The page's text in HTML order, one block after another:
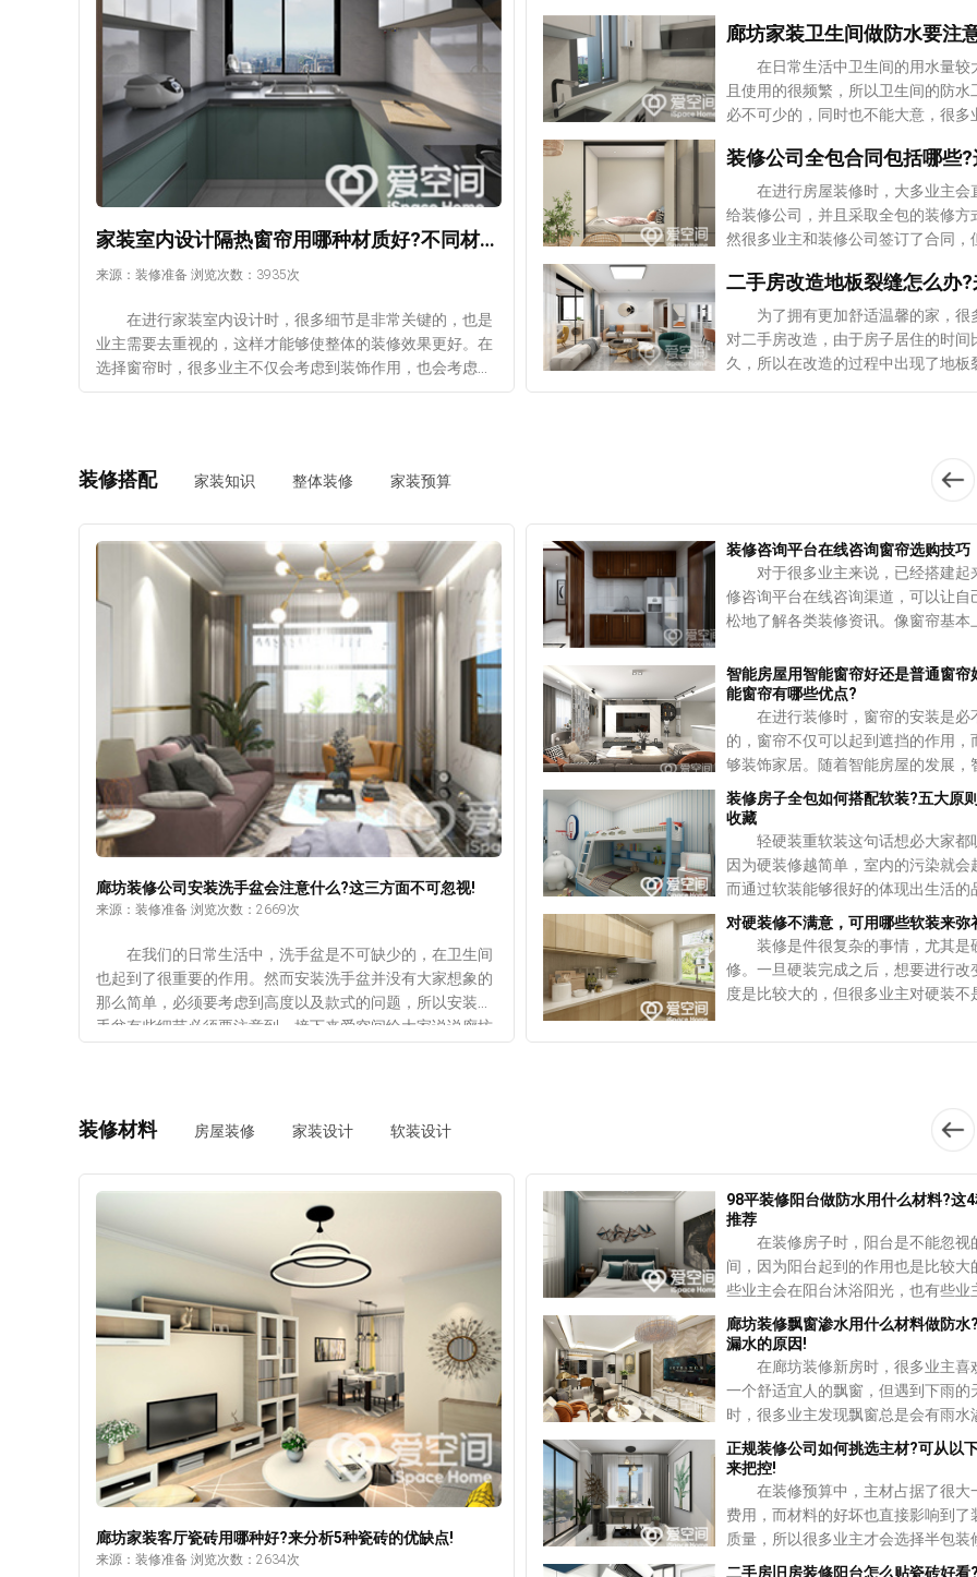
家装室内设计隔热窗帘用哪种材质好?不同材质的优劣势!
来源：装修准备 浏览次数：3935次
在进行家装室内设计时，很多细节是非常关键的，也是
业主需要去重视的，这样才能够使整体的装修效果更好。在
选择窗帘时，很多业主不仅会考虑到装饰作用，也会考虑到
窗帘的特性，其中隔热窗帘是很多业主的选择，但隔热窗帘
护个人的隐私，但隔热的效果并不是很好。如果想要达到优
而成，不过在价格上也比较高。 2、涤纶窗帘 这种
窗帘的保形性非常好，而且能够抗皱，在色彩以及图案方面
更加丰富，所以受到了很多业主的青睐。关键是这种窗帘的
价格很合适，也有着很好的悬垂性，而且在保养和清洗的时
候也不需要做特别处理，一般不会出现褪色或变形的情况。
3、绒布窗帘 这种窗帘的手感很好，而且垂直线条
感特别强，另外在色彩方面也很出色，比较适合用在欧美风
格的家庭当中。不过这种绒布的窗帘容易吸尘，所以要经常
清洗。 4、棉麻窗帘 这种窗帘的环保性很强，同时
有着柔和的色泽，透气性也非常好用，在家里非常适合，只
是弹性不是很好，所以在清洗之后容易出现缩水走形的情
况。 通过以上内容的介绍，业主们对于隔热窗帘用哪种
材质好已经有所了解，在家装室内设计的过程中，窗帘也是
只是具有遮光的作用，如果想要达到好的隔热效果，可以使
用阳光面料布艺。
业主在纠结，墙面用墙衣到底怎么样
来给大家分析一下墙衣的优劣势，相
帮助业主们作出判断。 墙衣
1、修补简单 旧屋翻修墙面时，
何污损的话，只要将污损的部分铲掉
以，然后再用新料将铲掉的部分辊涂
就可以使修补后的墙衣跟原来的墙衣
体，而且在修补之后也没有明显的
纤维和天然纤维，通过科学工艺制作
的化学成分，是一种非常环保的绿色
3、更新方便 长时间看一种墙
免会出现审美疲劳，如果想要对墙衣
新是非常方便的，只要原来的墙面是
做任何特别的处理。 墙衣的
容易变脏，能够吸附空气中的烟味或
尘。而且目前墙衣的价格也比较高，
内的生产厂家不是很多，大多数都是
进口而来的。 通过以上内容的介
题已经有所了解，可以看出强，一存
势比较多，不仅修补起来很简单，而
的时候更加方便，关键是绿色环保不
人的健康带来影响，但是因为材质的
清理的时候比较难。
在日常生活中卫生间的用水量较
且使用的很频繁，所以卫生间的防水
必不可少的，同时也不能大意，很多
很多需要注意的问题，接下来就给大
说，廊坊家装卫生间做防水需要注意
要点，希望业主们可以引起重视
选择好的材料 廊坊家装会用到很
果，尤其是卫生间，因为这个空间长
持潮湿的环境，要是使用的防水材料
格，很容易出现渗漏的情况，严重的
渗漏，到楼下给邻居带来困扰，并且
3、涂满防水涂料 在施工的过程
的话，空气中的水分很容易通过缝隙
防水层中，从而降低防水层的防水效
了要考虑地面和墙面以外，地面接缝
管道与地面的接缝也要特别注意
墙面防水施工 因为卫生间的用水
也是必不可少的，而且要涂到一定的
如果是淋浴区的话，防水的高度要保
8米以上，最好是涂满整面墙，非承
墙体也要涂满。 通过以上的介绍
们对于廊坊家装卫生间做防水要注意
经有所了解，如果想要保证防水的效
么选择优质的防水材料是最为关键的
防水之前也要进行地面找平，并且按
的施工标准来进行，同时墙面防水也
位。
在进行房屋装修时，大多业主会
给装修公司，并且采取全包的装修方
然很多业主和装修公司签订了合同，
同并不是件简单的事情，业主首先要
修公司全包合同都包括哪些内容，接
大家介绍相关的知识，希望能够给业
供帮助。 1、付款方式 装修公
下，也要避免耽误装修的工期，选择
装修合同中材料和施工工艺是非常重
个项目，必须要写在合同里，而且要
确，不能存在模棱两可的情况，否则
响到装修的效果。合同中一定要写明
品牌、数量以及价格等，同时施工工
3、工程损失 装修中不可避免
材料损耗的情况，但损耗要如何计算
样去选购材料，都必须要写在合同当
修中要用到很多材料，但具体的损耗
据装修材料的比例来计算，这样才能
损耗在正常的范围之内。 4、具
期 为了避免出现工期延误的情况
中应该写清楚具体的工期，如果装修
期的话应该承担一定的责任，具体的
要明确。 以上内容介绍的是装修
包合同包括哪些内容的相关知识，在
包括了付款方式，这也是业主我们最
的事情，同时还有材料以及施工工艺
细节，关于这方面业主一定要谨慎，
所有的材料信息填写清楚，另外还有
为了拥有更加舒适温馨的家，很
对二手房改造，由于房子居住的时间
久，所以在改造的过程中出现了地板
1、补漆打蜡 二手房改造时发
但面积较大或者是比较严重的话，首
将地板磨平，然后再涂刷油漆。磨平
用砂纸轻轻打磨，打磨好了之后清除
污垢，然后再用干的软布擦干净，最
2、更换地板 如果是地板板材开
话，情况不是很严重可以使用混合物
这样裂缝就可以得到解决。但开裂严
就需要把开裂的地板更换掉。在更换
之后，一定不能长时间被太阳暴晒，
样还会导致裂缝的出现。 3、修
隙 在安装地板的时候，缝隙也是
的，如果地板之间的缝隙超过两毫米
要进行维修处理。情况较为严重的话
将所有的地板全部拆开，并且重新铺
板，而且在铺地板的时候也需要预留
缝，因为地板会出现热胀冷缩的情况
潮湿的话，也会导致膨胀。要是没有
缝隙，那么很容易导致地板空鼓或者
以，开裂的严重的话就需要更换掉。
装修搭配 家装知识 整体装修 家装预算
廊坊装修公司安装洗手盆会注意什么?这三方面不可忽视!
来源：装修准备 浏览次数：2669次
在我们的日常生活中，洗手盆是不可缺少的，在卫生间
也起到了很重要的作用。然而安装洗手盆并没有大家想象的
那么简单，必须要考虑到高度以及款式的问题，所以安装洗
手盆有些细节必须要注意到，接下来爱空间给大家说说廊坊
式的洗手盆，这种洗手盆的造型美观，不会占用太大的空
台式洗脸池，它的空间至少占据了一张小课桌的空间，不过
上面可以放洗漱的用品，而且下面的柜子也可以放杂物。
2、考虑深度和强度 在安装洗手盆的时候，深度和强
度是必须要考虑到位的洗手盆的深度和安装在上面的水龙
头，水流强度应该成正比，也就是说比较深的池子才可以安
装水流强的龙头，如果洗手盆比较浅的话，又使用了粗大的
水龙头，那么水会溅到身上。水盆的底部也要保证足够的弧
度，不能过于平坦。 3、池边稍高于台面 洗手盆的
池边要比台面略高一些，并且与台面相接的地方保持平滑，
这样即便是水溅到台面上，在擦回池子的时候也不会受到阻
碍，清理台面非常简单。台面也要选择表面光滑的材料，边
缘要保持圆滑，避免出现磕碰的情况。 上述内容介绍的
是廊坊装修公司在安装洗手盆时会注意到的三个方面，别看
只是小小的洗手盆，安装时也有很多注意事项。选择洗手盆
要考虑到种类以及空间，同时对于洗手盆的深度和强度也要
注意到，另外还要考虑到安装位置的问题，全方面的考虑，
才能够使洗手盆安装的更加得当。
装修咨询平台在线咨询窗帘选购技巧
对于很多业主来说，已经搭建起
修咨询平台在线咨询渠道，可以让自
松地了解各类装修资讯。像窗帘基本
动，大家可以选择的窗帘在材质、造
面也多了起来。考虑到要达成令人满
装效果，通过装修咨询平台在线咨询
购技巧，也就成为了一些业主会选择
式。究竟，窗帘该如何选择呢?不妨
爱空间来看一看相关的情况! 1、
非褶皱越多越好 利用装修咨询平
咨询可以了解到，买窗帘的时候，可
产品上有的褶皱多有的褶皱少，这个
万不要认为褶皱越多的就越好，而是
少。一般来说，窗帘褶皱是用到2.5
倍即可。 2、舍弃不必要的窗
有些业主为了追求个性，会选择给
配上一些配件或者是辅料，这样做并
量选购大品牌的窗帘 窗帘品牌非
的情况，还是要尽量选购大品牌所推
品。这样一来，不用过于担心窗帘的
题，一般大品牌都会有完善的售后服
措施。 4、选购价格考虑是否
窗帘有着不同的价格，一般制作工艺
对应的价格会越高，此外材质、大小
响到窗帘的价格。为了避免花冤枉钱
可以根据实际使用情况来选择性价比
帘。 总而言之，装修咨询平台在
窗帘选购技巧的现象不少见，而窗帘
里面具备了一定的作用，选好了能提
质感。至于更多与软装相关的资讯，
如果有兴趣进行了解，可以保持对爱
一家装服务平台的关注。
智能房屋用智能窗帘好还是普通窗帘
能窗帘有哪些优点?
在进行装修时，窗帘的安装是必
的，窗帘不仅可以起到遮挡的作用，
够装饰家居。随着智能房屋的发展，
帘也出现在业主们的视线当中，但因
窗帘的价格比较高，很多业主在考虑
必要安装。接下来爱空间告诉大家智
好还是普通窗帘好，相信可以帮助业
选择。 智能房屋用智能窗帘好还
智能窗帘的选择是比较适合的，其实
帘操作起来非常简单，如果设置好智
的开关时间，那么就会在设置好的时
或关闭，而且也不需要反复设置，因
智能窗帘的性能上也有所创新，可以
拉窗帘，而且也可以提前预约好时间
帘的打开或关闭进行设置，到了约定
自动进行移动。 2、静音效果
比传统的窗帘来说，智能窗帘的噪音
多，所以能够有完美的静音效果。智
在运行的时候，使用的是优质的静音
及齿轮皮带，所以摩擦时也不会产生
音。 3、多层次兼顾 智能窗帘
可以使用遥控器来控制，而且也可以
动拉动，这样家中在停电之后，窗帘
可以进行移动。 通过上述内容的
相信业主已经清楚智能窗帘好还是普
好。如果真正想要拥有智能房屋的话
是选择智能窗帘，因为智能窗帘可以
更加方便，在繁忙的工作之后，只需
按钮，就可以对窗帘进行开启或者关
装修房子全包如何搭配软装?五大原
收藏
轻硬装重软装这句话想必大家都
因为硬装修越简单，室内的污染就会
而通过软装能够很好的体现出生活的
但装修房子全包如何搭配软装呢?其
大原则是业主们需要收藏的，通过这
可以使整体变得更加美观，更加实用
来看看爱空间给大家做出的介绍
要的，直接决定了家庭装修是否出彩
审美疲劳，可以使用相近的颜色搭配
视觉上没有冲突，看着也更加舒适。
是两种颜色还是三种颜色，都不能同
艳。 3、家具摆放 在软装的时
家具是重头戏，首先要确定的是家具
位置以及空间尺寸，如果尺寸方面不
话，再好看的家具也没用，而且家具
也要跟着家里的风格走。 4、灯
配 灯饰也有不同的风格，在选择
也要考虑到整体的装修风格，如果选
简约风，那么应该选择简单点的灯饰
墙面用的是木饰面，最好使用木
5、布艺搭配 布艺包括的种类有
如果选择窗帘的话，最好要跟主色调
地毯可以考虑几何图案的，另外还可
枕或者靠垫这些鲜艳的小物件来
上述内容介绍的是装修房子全包搭配
对硬装修不满意，可用哪些软装来弥
装修是件很复杂的事情，尤其是
修。一旦硬装完成之后，想要进行改
度是比较大的，但很多业主对硬装不
可以进行改变的，好的软装也能够体
修不满意的话，可以通过色彩的点缀
样能够增加食欲，如果是书房的话，
造出一个安逸的色彩环境。在进行色
的时候，要考虑到每个空间的需求，
要考虑到整体的搭配，这样才不会导
仅是用来照明，而且也起到了装饰性
用，柔和的光线可以勾勒出每个房间
感，而且除了主光源以外也可以添加
灯，这样氛围会更加温馨。 3、
帘 在进行软装的时候，窗帘起到
性的作用，不仅可以用来调节光线，
保护隐私，而且能够起到装饰功能。
冬天的话，应该以素雅温馨为主，这
觉更加温暖。 4、选择沙发 装
厅的时候沙发是必不可少的，不仅可
上面聊天看电视，也可以作为家里的
装修材料 房屋装修 家装设计 软装设计
廊坊家装客厅瓷砖用哪种好?来分析5种瓷砖的优缺点!
来源：装修准备 浏览次数：2634次
98平装修阳台做防水用什么材料?这
推荐
在装修房子时，阳台是不能忽视
间，因为阳台起到的作用也是比较大
些业主会在阳台沐浴阳光，也有些业
阳台晾晒衣服，但如果选择后者的话
要做好防水，而防水的质量如何直接
有关，下面来看看98平装修阳台做
么材料好。 1、纳米渗透防水
8平装修阳台时，很多业主会选择纳
的露天阳台，起到的防水效果很好，
符合了国家的环保标准，里面没有多
害化学物质，是一种值得推荐的防水
2、丙烯酸防水涂料 这种涂料
廊坊装修飘窗渗水用什么材料做防水
漏水的原因!
在廊坊装修新房时，很多业主喜
一个舒适宜人的飘窗，但遇到下雨的
时，很多业主发现飘窗总是会有雨水
因此飘窗的防水也是不能够忽视的。
择防水材料的时候，业主首先要弄清
的原因是什么，接下来就给大家具体
窗渗水的相关知识。 飘窗渗水的
很多，而具体选择用什么材料也要根
正规装修公司如何挑选主材?可从以
来把控!
在装修预算中，主材占据了很大
费用，而材料的好坏也直接影响到了
质量，所以很多业主才会选择半包装
样可以自己挑选材料，但对于完全不
二手房旧房装修阳台怎么贴瓷砖好看
测试我家风格 预估我家工期
1v1咨询设计师